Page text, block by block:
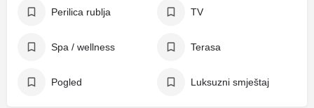
Perilica rublja TV
Spa / wellness Terasa
Pogled Luksuzni smještaj